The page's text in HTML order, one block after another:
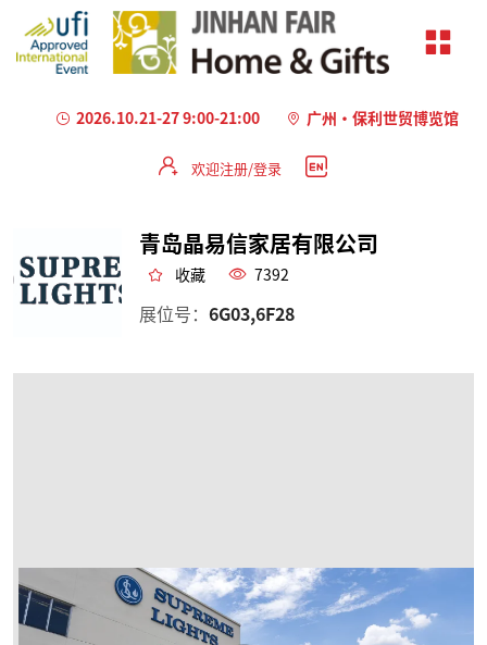
2026.10.21-27 9:00-21:00 广州·保利世贸博览馆
欢迎注册/登录
青岛晶易信家居有限公司
收藏 7392
展位号： 6G03,6F28